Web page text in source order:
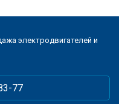
электродвигателей и
77